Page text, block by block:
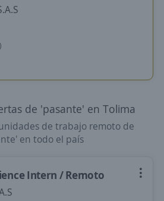
de 'pasante' en Tolima
de trabajo remoto de
en todo el país
Intern / Remoto